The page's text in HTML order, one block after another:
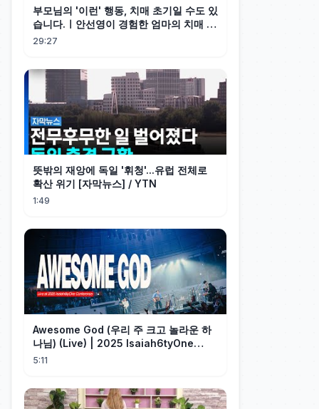
부모님의 '이런' 행동, 치매 초기일 수도 있
습니다.ㅣ안선영이 경험한 엄마의 치매 조
기 신호
29:27
뜻밖의 재앙에 독일 '휘청'...유럽 전체로
확산 위기 [자막뉴스] / YTN
1:49
Awesome God (우리 주 크고 놀라운 하
나님) (Live) | 2025 Isaiah6tyOne
Conference | 예수전도단 화요모임
5:11